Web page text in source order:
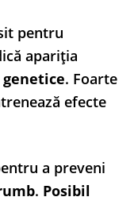
pentru
apariția
. Foarte
efecte
a preveni
. Posibil